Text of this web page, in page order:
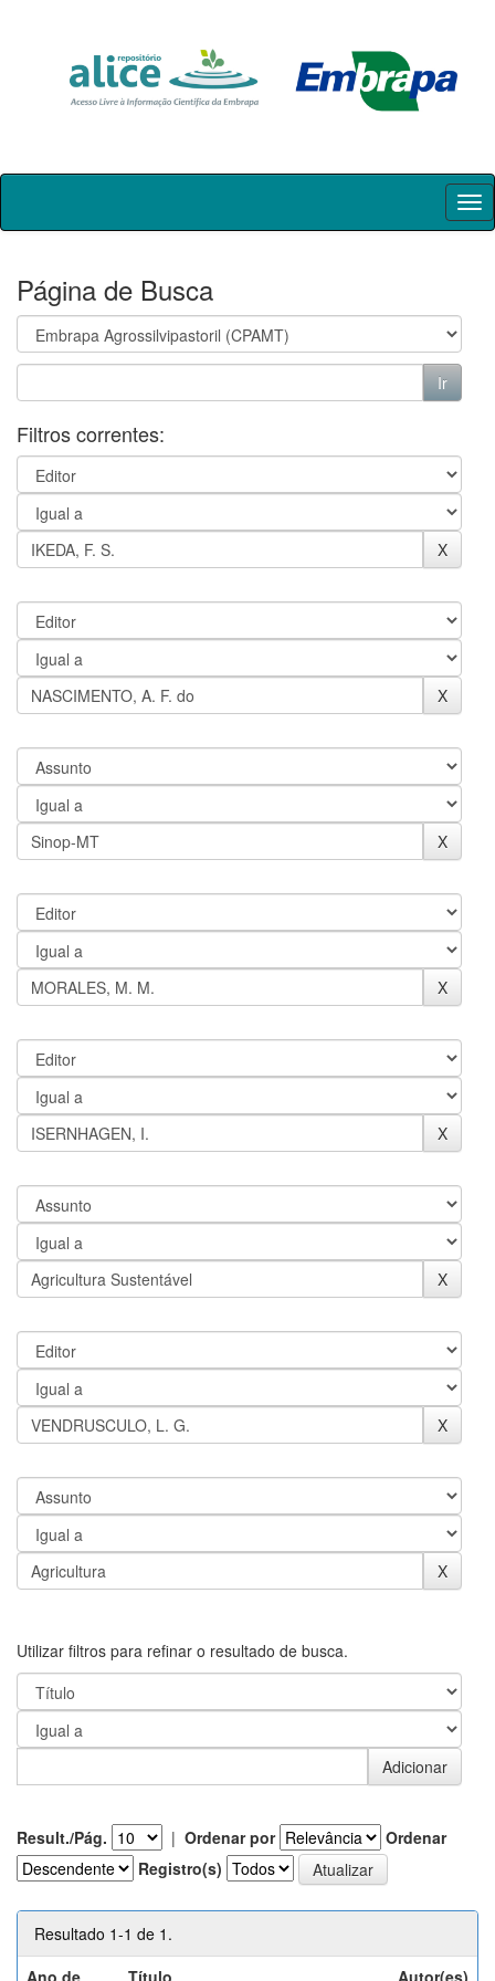
Skip
Página de Busca
Filtros correntes:
Utilizar filtros para refinar o resultado de busca.
Result./Pág. | Ordenar por
Ordenar
Registro(s)
Resultado 1-1 de 1.
Ano de
Título Autor(es)